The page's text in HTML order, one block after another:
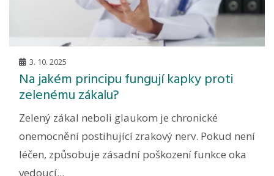
3. 10. 2025
Na jakém principu fungují kapky proti
zelenému zákalu?
Zelený zákal neboli glaukom je chronické
onemocnění postihující zrakový nerv. Pokud není
léčen, způsobuje zásadní poškození funkce oka
vedoucí...